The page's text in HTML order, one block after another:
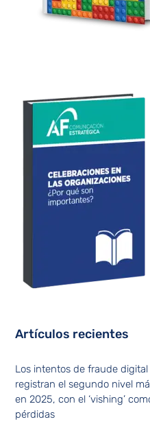
Artículos recientes
Los intentos de fraude
registran el segundo nivel
en 2025, con el ‘vishing’
pérdidas